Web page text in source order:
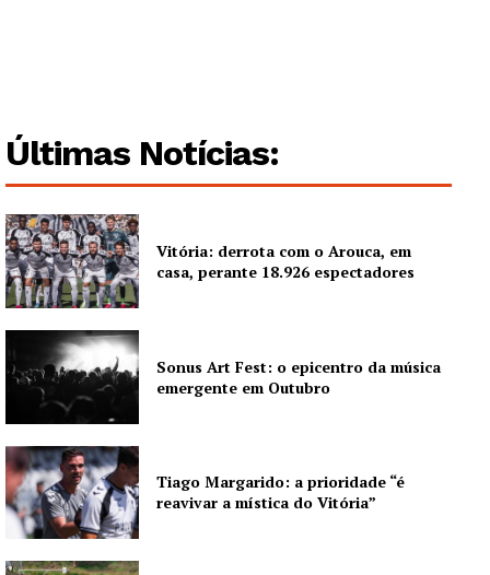
Últimas Notícias:
Vitória: derrota com o Arouca, em
casa, perante 18.926 espectadores
Sonus Art Fest: o epicentro da música
emergente em Outubro
Tiago Margarido: a prioridade “é
reavivar a mística do Vitória”